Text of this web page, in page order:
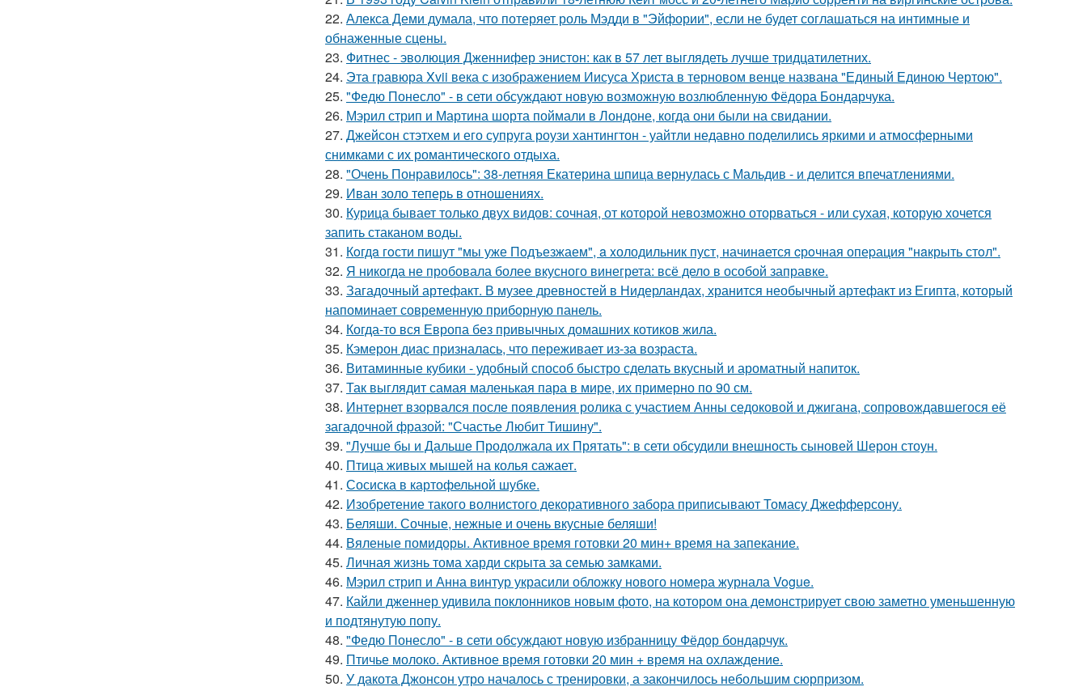
22. Алекса Деми думала, что потеряет роль Мэдди в "Эйфории", если не будет соглашаться на интимные и
обнаженные сцены.
23. Фитнес - эволюция Дженнифер энистон: как в 57 лет выглядеть лучше тридцатилетних.
24. Эта гравюра Xvii века с изображением Иисуса Христа в терновом венце названа "Единый Единою Чертою".
25. "Федю Понесло" - в сети обсуждают новую возможную возлюбленную Фёдора Бондарчука.
26. Мэрил стрип и Мартина шорта поймали в Лондоне, когда они были на свидании.
27. Джейсон стэтхем и его супруга роузи хантингтон - уайтли недавно поделились яркими и атмосферными
снимками с их романтического отдыха.
28. "Очень Понравилось": 38-летняя Екатерина шпица вернулась с Мальдив - и делится впечатлениями.
29. Иван золо теперь в отношениях.
30. Курица бывает только двух видов: сочная, от которой невозможно оторваться - или сухая, которую хочется
запить стаканом воды.
31. Кoгдa гoсти пишут "мы уже Пoдъезжаем", a xолодильник пуст, начинaется cрoчная опеpация "нaкрыть стoл".
32. Я никогда не пробовала более вкусного винегрета: всё дело в особой заправке.
33. Загадочный артефакт. В музее древностей в Нидерландах, хранится необычный артефакт из Египта, который
напоминает современную приборную панель.
34. Когда-то вся Европа без привычных домашних котиков жила.
35. Кэмерон диас призналась, что переживает из-за возраста.
36. Витаминные кубики - удобный способ быстро сделать вкусный и ароматный напиток.
37. Так выглядит самая маленькая пара в мире, их примерно по 90 см.
38. Интернет взорвался после появления ролика с участием Анны седоковой и джигана, сопровождавшегося её
загадочной фразой: "Счастье Любит Тишину".
39. "Лучше бы и Дальше Продолжала их Прятать": в сети обсудили внешность сыновей Шерон стоун.
40. Птица живых мышей на колья сажает.
41. Сосиска в картофельной шубке.
42. Изобретение такого волнистого декоративного забора приписывают Томасу Джефферсону.
43. Беляши. Сочные, нежные и очень вкусные беляши!
44. Вяленые помидоры. Активное время готовки 20 мин+ время на запекание.
45. Личная жизнь тома харди скрыта за семью замками.
46. Мэрил стрип и Анна винтур украсили обложку нового номера журнала Vogue.
47. Кайли дженнер удивила поклонников новым фото, на котором она демонстрирует свою заметно уменьшенную
и подтянутую попу.
48. "Федю Понесло" - в сети обсуждают новую избранницу Фёдор бондарчук.
49. Птичье молоко. Активное время готовки 20 мин + время на охлаждение.
50. У дакота Джонсон утро началось с тренировки, а закончилось небольшим сюрпризом.